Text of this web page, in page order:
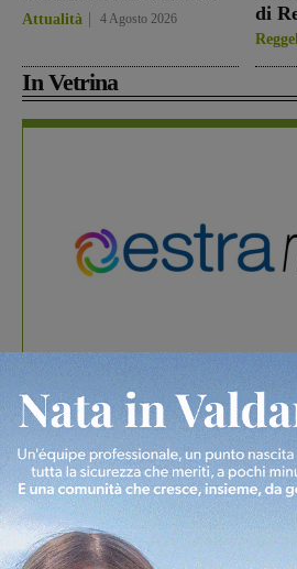
Attualità 4 Agosto 2026
di
In Vetrina
Estra Notizie agosto: Smart
studenti coinvolti, torna il
debutta il podcast Estrair
Più lette